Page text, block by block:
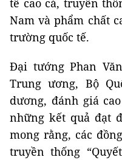
tế cao cả, truyền
Nam và phẩm chất
trường quốc tế.
Đại tướng Phan
Trung ương, Bộ
dương, đánh giá
những kết quả đạt
mong rằng, các
truyền thống